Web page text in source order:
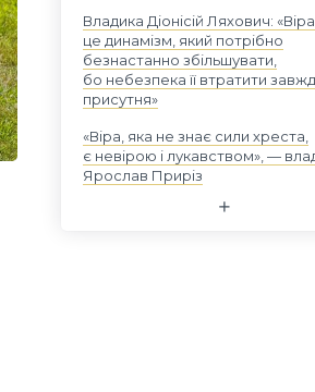
Владика Діонісій Ляхович:
це динамізм, який потрібно
безнастанно збільшувати,
бо небезпека її втратити
присутня»
«Віра, яка не знає сили хреста,
є невірою і лукавством», —
Ярослав Приріз